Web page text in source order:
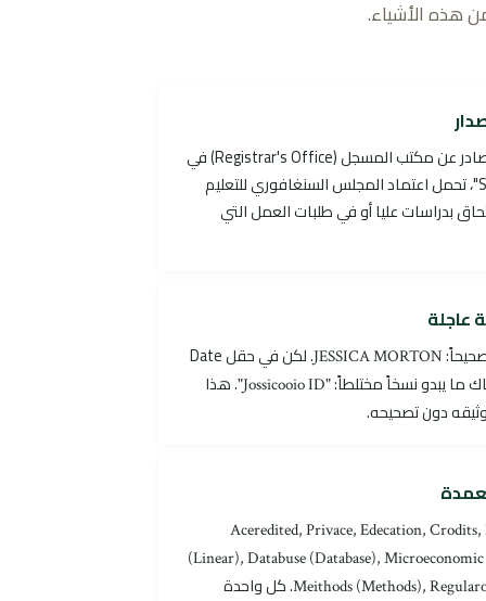
هذه الأشياء.
كشف درجات أكاديمي رسمي صادر عن مكتب المسجل (Registrar's Office) في
كلية باسم "Someplace College"، تحمل اعتماد المجلس السنغافوري للتعليم
بدراسات عليا أو في طلبات العمل التي
عاجلة
JESSICA MORTON
. لكن في حقل Date
"Jossicooio ID". هذا
دون تصحيحه.
Aceredited, Privace, Edecation,
(Linear), Databuse (Database),
Meithods (Methods),. كل واحدة